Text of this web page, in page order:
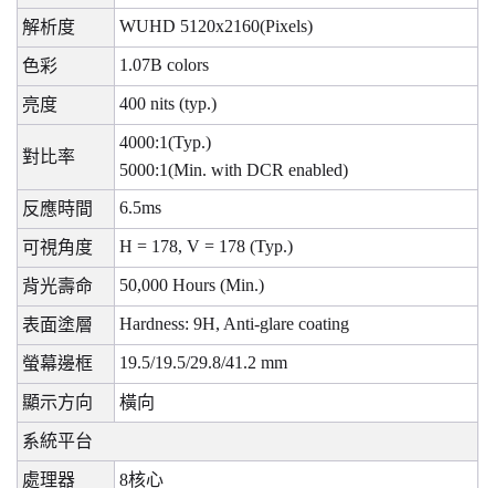
解析度 WUHD 5120x2160(Pixels)
色彩 1.07B colors
亮度 400 nits (typ.)
對比率
4000:1(Typ.)
5000:1(Min. with DCR enabled)
反應時間 6.5ms
可視角度 H = 178, V = 178 (Typ.)
背光壽命 50,000 Hours (Min.)
表面塗層 Hardness: 9H, Anti-glare coating
螢幕邊框 19.5/19.5/29.8/41.2 mm
顯示方向 橫向
系統平台
處理器 8核心